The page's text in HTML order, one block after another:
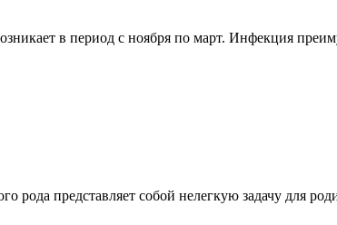
в период с ноября по март. Инфекция
рода представляет собой нелегкую задачу для